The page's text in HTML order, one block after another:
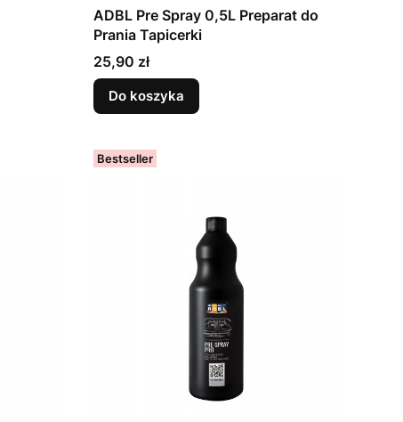
ADBL Pre Spray 0,5L Preparat do
Prania Tapicerki
Cena
25,90 zł
Do koszyka
Bestseller